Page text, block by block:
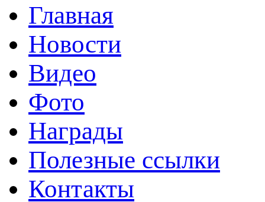
Главная
Новости
Видео
Фото
Награды
Полезные ссылки
Контакты